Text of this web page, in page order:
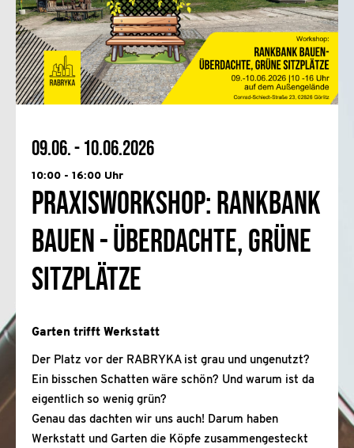
09.06. - 10.06.2026
10:00 - 16:00 Uhr
Praxisworkshop: RankBank
bauen - überdachte, grüne
Sitzplätze
Garten trifft Werkstatt
Der Platz vor der RABRYKA ist grau und ungenutzt?
Ein bisschen Schatten wäre schön? Und warum ist da
eigentlich so wenig grün?
Genau das dachten wir uns auch! Darum haben
Werkstatt und Garten die Köpfe zusammengesteckt